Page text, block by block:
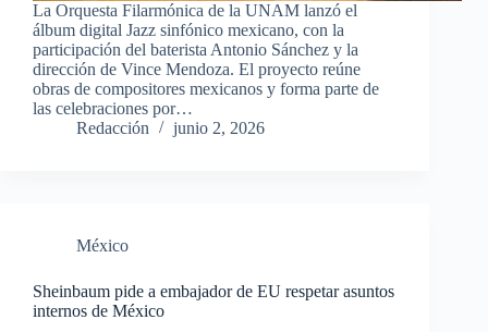
La Orquesta Filarmónica de la UNAM lanzó el
álbum digital Jazz sinfónico mexicano, con la
participación del baterista Antonio Sánchez y la
dirección de Vince Mendoza. El proyecto reúne
obras de compositores mexicanos y forma parte de
las celebraciones por…
Redacción
junio 2, 2026
México
Sheinbaum pide a embajador de EU respetar asuntos
internos de México